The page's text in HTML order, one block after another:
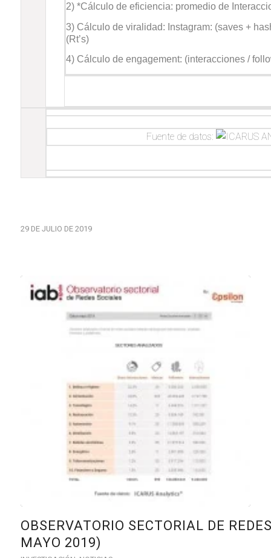
2) *Cálculo de eficiencia: promedio de
3) Cálculo de viralidad: Instagram: (saves +
(Rt’s)
4) Cálculo de engagement: (interacciones /
Fuente de datos:
29 DE JULIO DE 2019
OBSERVATORIO SECTORIAL DE
MAYO 2019)